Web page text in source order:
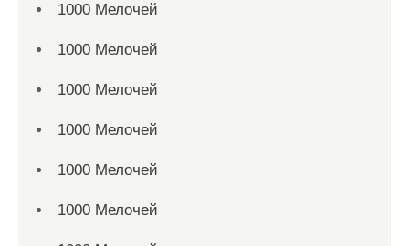
1000 Мелочей
1000 Мелочей
1000 Мелочей
1000 Мелочей
1000 Мелочей
1000 Мелочей